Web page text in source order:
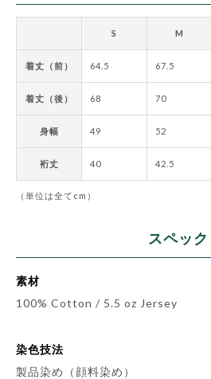
S M
着丈（前） 64.5 67.5
着丈（後） 68 70
身幅 49 52
裄丈 40 42.5
（単位は全てcm）
スペック
素材
100% Cotton / 5.5 oz Jersey
染色技法
製品染め（顔料染め）